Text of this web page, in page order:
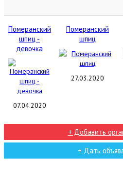
Померанский
шпиц -
девочка
07.04.2020
Померанский
шпиц
27.03.2020
+ Добавить
+ Дать